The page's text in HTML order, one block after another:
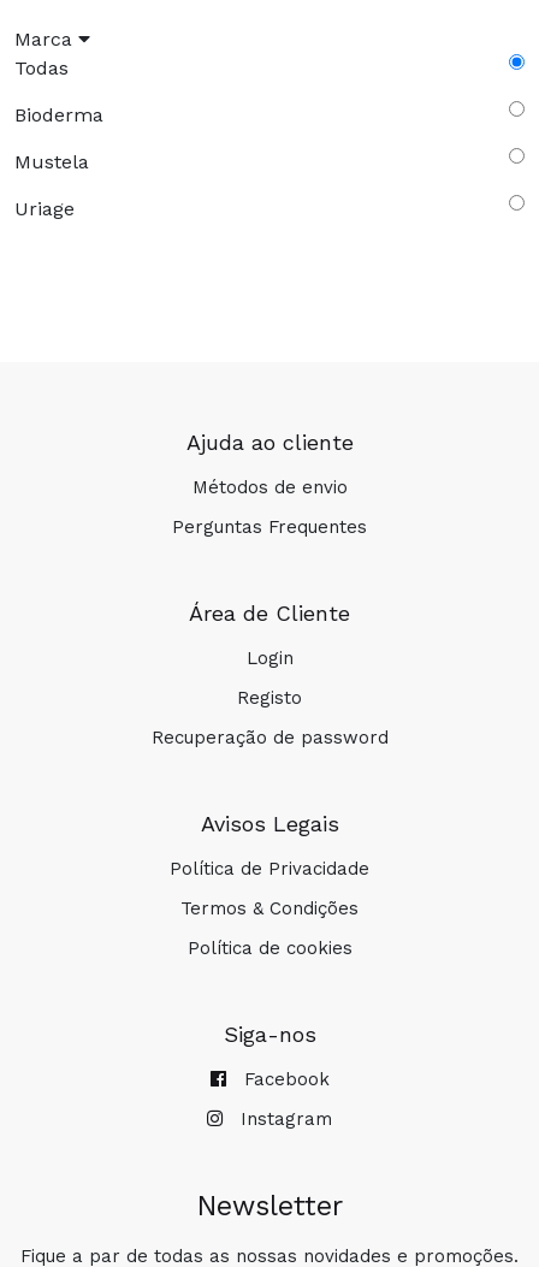
Marca
Todas
Bioderma
Mustela
Uriage
Ajuda ao cliente
Métodos de envio
Perguntas Frequentes
Área de Cliente
Login
Registo
Recuperação de password
Avisos Legais
Política de Privacidade
Termos & Condições
Política de cookies
Siga-nos
Facebook
Instagram
Newsletter
Fique a par de todas as nossas novidades e promoções.